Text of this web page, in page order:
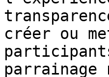
créer ou
parrainage